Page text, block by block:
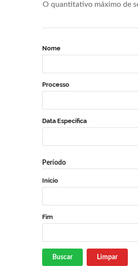
O quantitativo máximo de
Nome
Processo
Data Específica
Período
Início
Fim
Buscar Limpar